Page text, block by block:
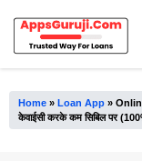
content
Home » Loan App »
केवाईसी करके कम सिबिल पर